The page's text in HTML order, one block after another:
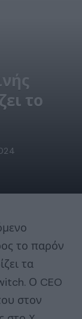
το
το παρόν
τα
Ο CEO
στον